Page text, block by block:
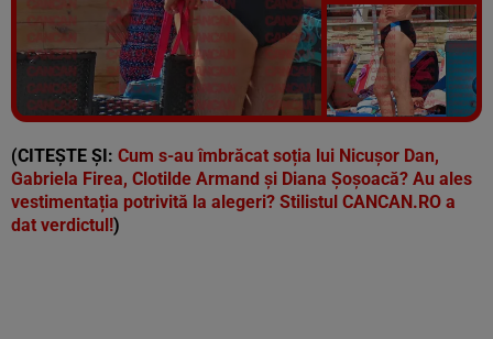
Vezi galeria foto
12 poze
(CITEȘTE ȘI: Cum s-au îmbrăcat soția lui Nicușor Dan,
Gabriela Firea, Clotilde Armand și Diana Șoșoacă? Au ales
vestimentația potrivită la alegeri? Stilistul CANCAN.RO a
dat verdictul!)